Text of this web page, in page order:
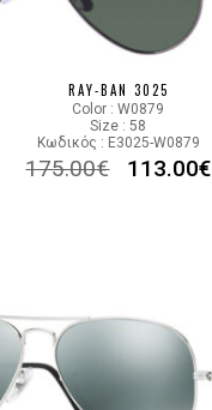
RAY-BAN 3025
Color : W0879
Size : 58
Κωδικός : E3025-W0879
175.00€ 113.00€